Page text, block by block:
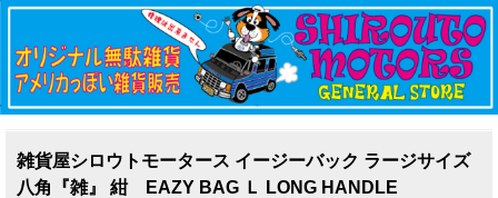
雑貨屋シロウトモータース イージーバック ラージサイズ
八角『雑』 紺 EAZY BAG Ｌ LONG HANDLE